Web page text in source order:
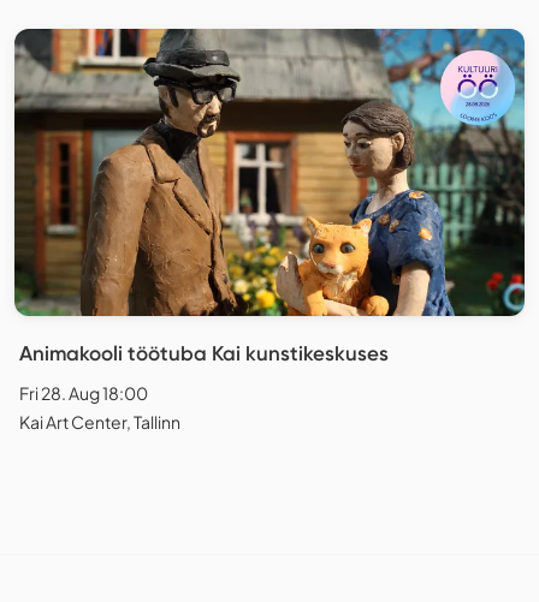
Animakooli töötuba Kai kunstikeskuses
Fri 28. Aug 18:00
Kai Art Center, Tallinn